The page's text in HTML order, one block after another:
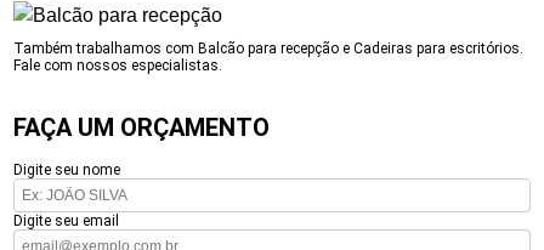
Também trabalhamos com Balcão para recepção e Cadeiras para escritórios.
Fale com nossos especialistas.
FAÇA UM ORÇAMENTO
Digite seu nome
Digite seu email